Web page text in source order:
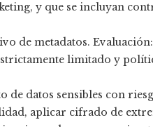
y que se incluyan
de metadatos.
limitado y
de datos sensibles con
aplicar cifrado de